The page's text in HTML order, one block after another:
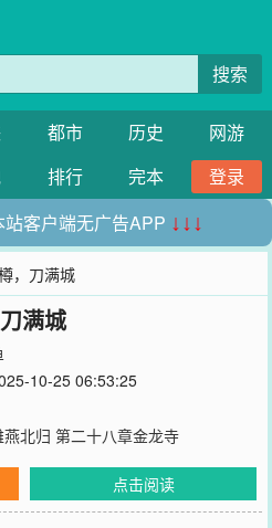
搜索
都市 历史
网游
排行 完本
登录
客户端无广告APP ↓↓↓
，刀满城
满城
10-25 06:53:25
燕北归 第二十八章金龙寺
点击阅读